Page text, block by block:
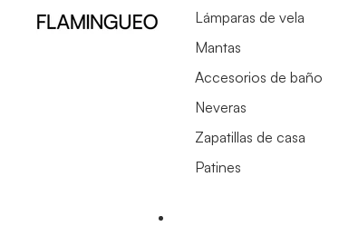
Lámparas de vela
Mantas
Accesorios de baño
Neveras
Zapatillas de casa
Patines